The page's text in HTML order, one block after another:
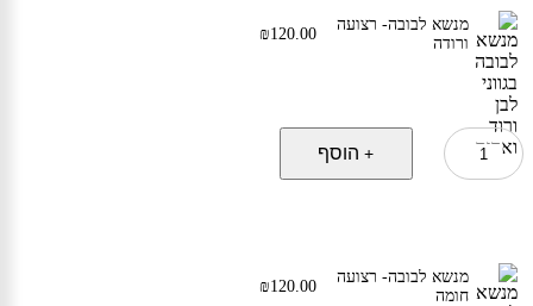
מנשא לבובה- רצועה
ורודה
₪120.00
כמות
של
מנשא
+הוסף
מנשא לבובה- רצועה
חומה
₪120.00